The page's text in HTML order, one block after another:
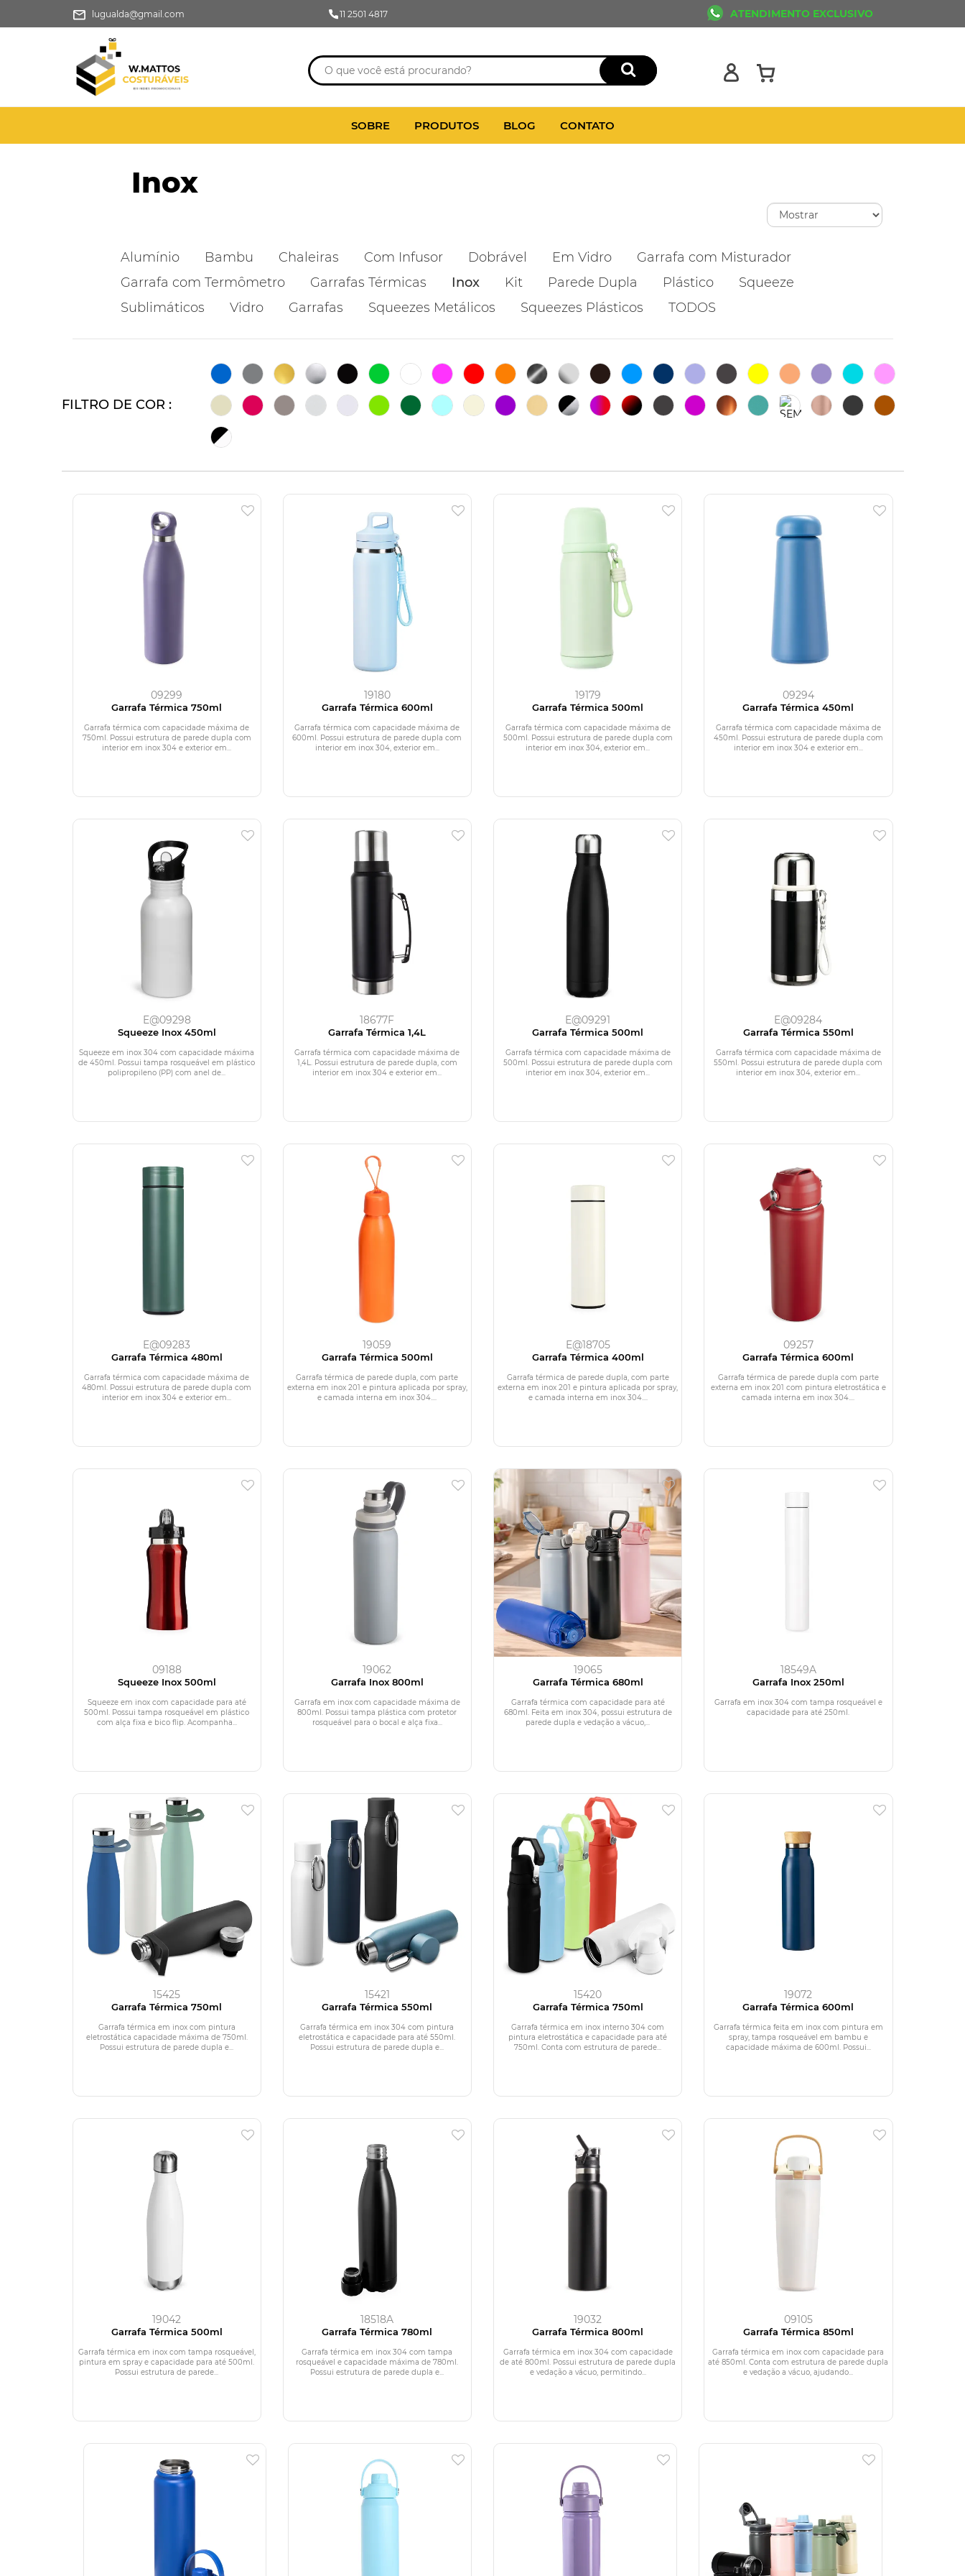
lugualda@gmail.com 11 2501 4817 ATENDIMENTO EXCLUSIVO
SOBRE PRODUTOS BLOG CONTATO
Inox
Alumínio Bambu Chaleiras Com Infusor Dobrável Em Vidro
Garrafa com Misturador
Garrafa com Termômetro
Garrafas Térmicas Inox Kit Parede Dupla Plástico
Squeeze
Sublimáticos
Vidro Garrafas Squeezes Metálicos Squeezes Plásticos TODOS
FILTRO DE COR :
09299
Garrafa Térmica 750ml
Garrafa térmica com capacidade máxima de
750ml. Possui estrutura de parede dupla com
interior em inox 304 e exterior em...
19180
Garrafa Térmica 600ml
Garrafa térmica com capacidade máxima de
600ml. Possui estrutura de parede dupla com
interior em inox 304, exterior em...
19179
Garrafa Térmica 500ml
Garrafa térmica com capacidade máxima de
500ml. Possui estrutura de parede dupla com
interior em inox 304, exterior em...
09294
Garrafa Térmica 450ml
Garrafa térmica com capacidade máxima de
450ml. Possui estrutura de parede dupla com
interior em inox 304 e exterior em...
E@09298
Squeeze Inox 450ml
Squeeze em inox 304 com capacidade máxima
de 450ml. Possui tampa rosqueável em plástico
polipropileno (PP) com anel de...
18677F
Garrafa Térmica 1,4L
Garrafa térmica com capacidade máxima de
1,4L. Possui estrutura de parede dupla, com
interior em inox 304 e exterior em...
E@09291
Garrafa Térmica 500ml
Garrafa térmica com capacidade máxima de
500ml. Possui estrutura de parede dupla com
interior em inox 304, exterior em...
E@09284
Garrafa Térmica 550ml
Garrafa térmica com capacidade máxima de
550ml. Possui estrutura de parede dupla com
interior em inox 304, exterior em...
E@09283
Garrafa Térmica 480ml
Garrafa térmica com capacidade máxima de
480ml. Possui estrutura de parede dupla com
interior em inox 304 e exterior em...
19059
Garrafa Térmica 500ml
Garrafa térmica de parede dupla, com parte
externa em inox 201 e pintura aplicada por spray,
e camada interna em inox 304....
E@18705
Garrafa Térmica 400ml
Garrafa térmica de parede dupla, com parte
externa em inox 201 e pintura aplicada por spray,
e camada interna em inox 304....
09257
Garrafa Térmica 600ml
Garrafa térmica de parede dupla com parte
externa em inox 201 com pintura eletrostática e
camada interna em inox 304....
09188
Squeeze Inox 500ml
Squeeze em inox com capacidade para até
500ml. Possui tampa rosqueável em plástico
com alça fixa e bico flip. Acompanha...
19062
Garrafa Inox 800ml
Garrafa em inox com capacidade máxima de
800ml. Possui tampa plástica com protetor
rosqueável para o bocal e alça fixa...
19065
Garrafa Térmica 680ml
Garrafa térmica com capacidade para até
680ml. Feita em inox 304, possui estrutura de
parede dupla e vedação a vácuo,...
18549A
Garrafa Inox 250ml
Garrafa em inox 304 com tampa rosqueável e
capacidade para até 250ml.
15425
Garrafa Térmica 750ml
Garrafa térmica em inox com pintura
eletrostática capacidade máxima de 750ml.
Possui estrutura de parede dupla e...
15421
Garrafa Térmica 550ml
Garrafa térmica em inox 304 com pintura
eletrostática e capacidade para até 550ml.
Possui estrutura de parede dupla e...
15420
Garrafa Térmica 750ml
Garrafa térmica em inox interno 304 com
pintura eletrostática e capacidade para até
750ml. Conta com estrutura de parede...
19072
Garrafa Térmica 600ml
Garrafa térmica feita em inox com pintura em
spray, tampa rosqueável em bambu e
capacidade máxima de 600ml. Possui...
19042
Garrafa Térmica 500ml
Garrafa térmica em inox com tampa rosqueável,
pintura em spray e capacidade para até 500ml.
Possui estrutura de parede...
18518A
Garrafa Térmica 780ml
Garrafa térmica em inox 304 com tampa
rosqueável e capacidade máxima de 780ml.
Possui estrutura de parede dupla e...
19032
Garrafa Térmica 800ml
Garrafa térmica em inox 304 com capacidade
de até 800ml. Possui estrutura de parede dupla
e vedação a vácuo, permitindo...
09105
Garrafa Térmica 850ml
Garrafa térmica em inox com capacidade para
até 850ml. Conta com estrutura de parede dupla
e vedação a vácuo, ajudando...